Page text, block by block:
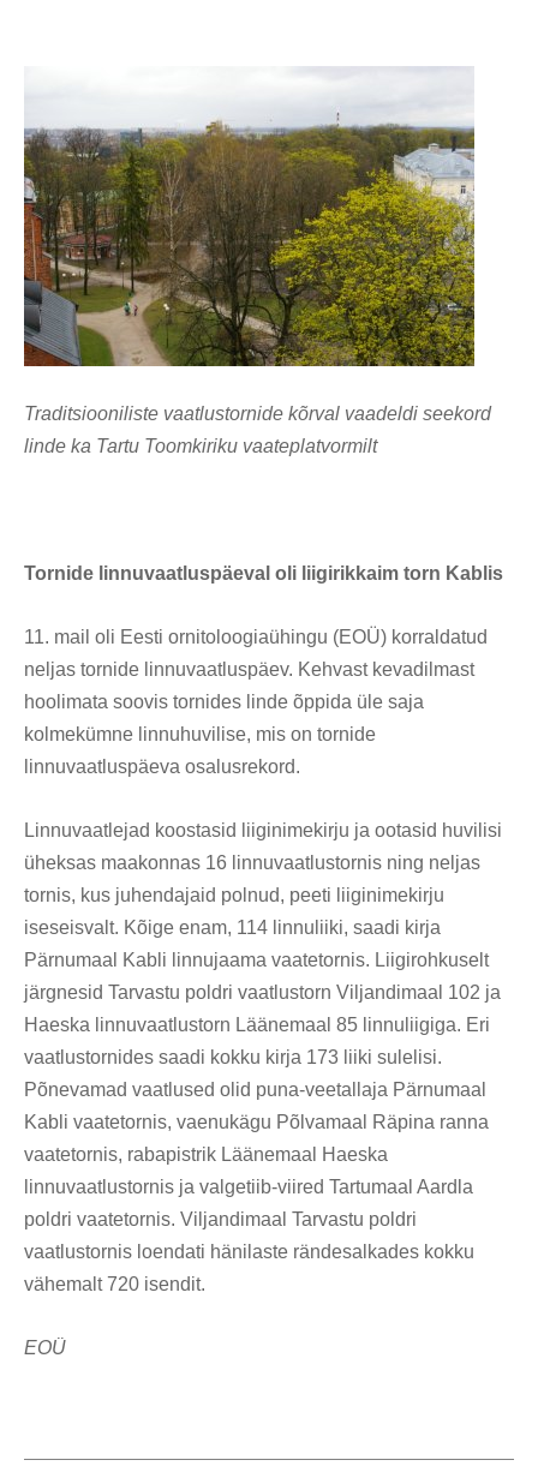
Traditsiooniliste vaatlustornide kõrval vaadeldi seekord
linde ka Tartu Toomkiriku vaateplatvormilt
Tornide linnuvaatluspäeval oli liigirikkaim torn Kablis
11. mail oli Eesti ornitoloogiaühingu (EOÜ) korraldatud
neljas tornide linnuvaatluspäev. Kehvast kevadilmast
hoolimata soovis tornides linde õppida üle saja
kolmekümne linnuhuvilise, mis on tornide
linnuvaatluspäeva osalusrekord.
Linnuvaatlejad koostasid liiginimekirju ja ootasid huvilisi
üheksas maakonnas 16 linnuvaatlustornis ning neljas
tornis, kus juhendajaid polnud, peeti liiginimekirju
iseseisvalt. Kõige enam, 114 linnuliiki, saadi kirja
Pärnumaal Kabli linnujaama vaatetornis. Liigirohkuselt
järgnesid Tarvastu poldri vaatlustorn Viljandimaal 102 ja
Haeska linnuvaatlustorn Läänemaal 85 linnuliigiga. Eri
vaatlustornides saadi kokku kirja 173 liiki sulelisi.
Põnevamad vaatlused olid puna-veetallaja Pärnumaal
Kabli vaatetornis, vaenukägu Põlvamaal Räpina ranna
vaatetornis, rabapistrik Läänemaal Haeska
linnuvaatlustornis ja valgetiib-viired Tartumaal Aardla
poldri vaatetornis. Viljandimaal Tarvastu poldri
vaatlustornis loendati hänilaste rändesalkades kokku
vähemalt 720 isendit.
EOÜ